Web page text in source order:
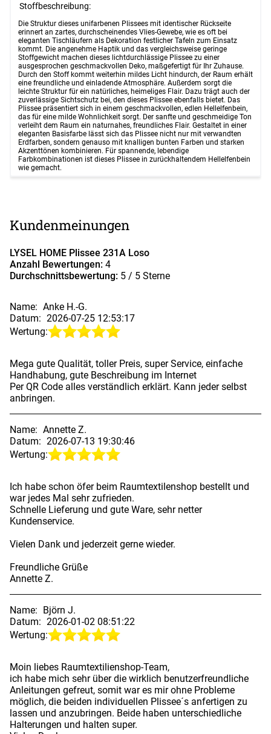
Stoffbeschreibung:
Die Struktur dieses unifarbenen Plissees mit identischer Rückseite
erinnert an zartes, durchscheinendes Vlies-Gewebe, wie es oft bei
eleganten Tischläufern als Dekoration festlicher Tafeln zum Einsatz
kommt. Die angenehme Haptik und das vergleichsweise geringe
Stoffgewicht machen dieses lichtdurchlässige Plissee zu einer
ausgesprochen geschmackvollen Deko, maßgefertigt für Ihr Zuhause.
Durch den Stoff kommt weiterhin mildes Licht hindurch, der Raum erhält
eine freundliche und einladende Atmosphäre. Außerdem sorgt die
leichte Struktur für ein natürliches, heimeliges Flair. Dazu trägt auch der
zuverlässige Sichtschutz bei, den dieses Plissee ebenfalls bietet. Das
Plissee präsentiert sich in einem geschmackvollen, edlen Hellelfenbein,
das für eine milde Wohnlichkeit sorgt. Der sanfte und geschmeidige Ton
verleiht dem Raum ein naturnahes, freundliches Flair. Gestaltet in einer
eleganten Basisfarbe lässt sich das Plissee nicht nur mit verwandten
Erdfarben, sondern genauso mit knalligen bunten Farben und starken
Akzenttönen kombinieren. Für spannende, lebendige
Farbkombinationen ist dieses Plissee in zurückhaltendem Hellelfenbein
wie gemacht.
Kundenmeinungen
LYSEL HOME Plissee 231A Loso
Anzahl Bewertungen: 4
Durchschnittsbewertung: 5 / 5 Sterne
Name: Anke H.-G.
Datum: 2026-07-25 12:53:17
Wertung:
Mega gute Qualität, toller Preis, super Service, einfache
Handhabung, gute Beschreibung im Internet
Per QR Code alles verständlich erklärt. Kann jeder selbst
anbringen.
Name: Annette Z.
Datum: 2026-07-13 19:30:46
Wertung:
Ich habe schon öfer beim Raumtextilenshop bestellt und
war jedes Mal sehr zufrieden.
Schnelle Lieferung und gute Ware, sehr netter
Kundenservice.
Vielen Dank und jederzeit gerne wieder.
Freundliche Grüße
Annette Z.
Name: Björn J.
Datum: 2026-01-02 08:51:22
Wertung:
Moin liebes Raumtextilienshop-Team,
ich habe mich sehr über die wirklich benutzerfreundliche
Anleitungen gefreut, somit war es mir ohne Probleme
möglich, die beiden individuellen Plissee´s anfertigen zu
lassen und anzubringen. Beide haben unterschiedliche
Halterungen und halten super.